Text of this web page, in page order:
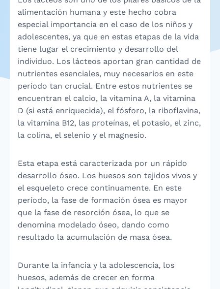
alimentación humana y este hecho cobra
especial importancia en el caso de los niños y
adolescentes, ya que en estas etapas de la vida
tiene lugar el crecimiento y desarrollo del
individuo. Los lácteos aportan gran cantidad de
nutrientes esenciales, muy necesarios en este
período tan crucial. Entre estos nutrientes se
encuentran el calcio, la vitamina A, la vitamina
D (si está enriquecida), el fósforo, la riboflavina,
la vitamina B12, las proteínas, el potasio, el zinc,
la colina, el selenio y el magnesio.
Esta etapa está caracterizada por un rápido
desarrollo óseo. Los huesos son tejidos vivos y
el esqueleto crece continuamente. En este
período, la fase de formación ósea es mayor
que la fase de resorción ósea, lo que se
denomina modelado óseo, dando como
resultado la acumulación de masa ósea.
Durante la infancia y la adolescencia, los
huesos, además de crecer en forma